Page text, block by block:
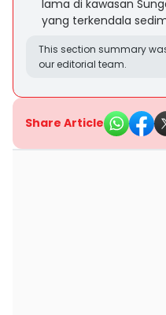
lama di kawasan
yang terkendala
This section summary
our editorial team.
Share Article